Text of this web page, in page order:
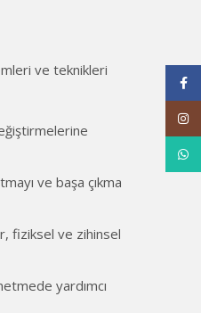
ve teknikleri
ve başa çıkma
fiziksel ve zihinsel
yardımcı